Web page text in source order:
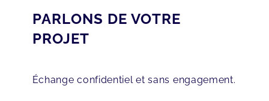
PARLONS DE VOTRE
PROJET
Échange confidentiel et sans engagement.